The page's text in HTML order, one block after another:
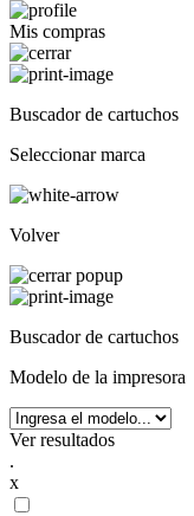
Mis compras
Buscador de cartuchos
Seleccionar marca
Volver
Buscador de cartuchos
Modelo de la impresora
Ver resultados
.
x